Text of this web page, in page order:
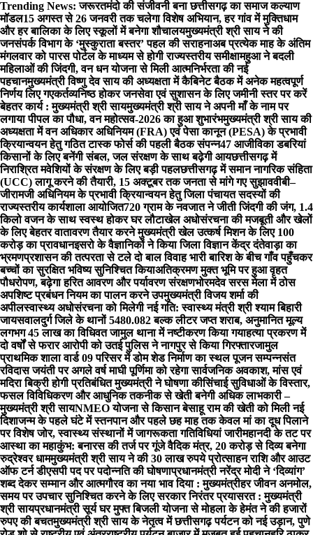
Skip
to
content
Trending News: जरूरतमंदो की संजीवनी बना छत्तीसगढ़ का समाज कल्याण
मॉडल15 अगस्त से 26 जनवरी तक चलेगा विशेष अभियान, हर गांव में मुक्तिधाम
और हर बालिका के लिए स्कूलों में बनेगा शौचालयमुख्यमंत्री श्री साय ने की
जनसंपर्क विभाग के ‘मुस्कुराता बस्तर’ पहल की सराहनाअब प्रत्येक माह के अंतिम
मंगलवार को पारस पोर्टल के माध्यम से होगी राज्यस्तरीय समीक्षामहुआ ने बदली
महिलाओं की जिंदगी, वन धन योजना से मिली आत्मनिर्भरता की नई
पहचानमुख्यमंत्री विष्णु देव साय की अध्यक्षता में कैबिनेट बैठक में अनेक महत्वपूर्ण
निर्णय लिए गएकर्तव्यनिष्ठ होकर जनसेवा एवं सुशासन के लिए जमीनी स्तर पर करें
बेहतर कार्य : मुख्यमंत्री श्री सायमुख्यमंत्री श्री साय ने अपनी माँ के नाम पर
लगाया पीपल का पौधा, वन महोत्सव-2026 का हुआ शुभारंभमुख्यमंत्री श्री साय की
अध्यक्षता में वन अधिकार अधिनियम (FRA) एवं पेसा कानून (PESA) के प्रभावी
क्रियान्वयन हेतु गठित टास्क फोर्स की पहली बैठक संपन्न47 आजीविका डबरियां
किसानों के लिए बनेंगी संबल, जल संरक्षण के साथ बढ़ेगी आयछत्तीसगढ़ में
निराश्रित मवेशियों के संरक्षण के लिए बड़ी पहलछत्तीसगढ़ में समान नागरिक संहिता
(UCC) लागू करने की तैयारी, 15 अक्टूबर तक जनता से मांगे गए सुझाववीबी–
जीरामजी अधिनियम के प्रभावी क्रियान्वयन हेतु जिला पंचायत सदस्यों की
राज्यस्तरीय कार्यशाला आयोजित720 ग्राम के नवजात ने जीती जिंदगी की जंग, 1.4
किलो वजन के साथ स्वस्थ होकर घर लौटाखेल अधोसंरचना की मजबूती और खेलों
के लिए बेहतर वातावरण तैयार करने मुख्यमंत्री खेल उत्कर्ष मिशन के लिए 100
करोड़ का प्रावधानइसरो के वैज्ञानिकों ने किया जिला विज्ञान केंद्र दंतेवाड़ा का
भ्रमणप्रशासन की तत्परता से टले दो बाल विवाह भारी बारिश के बीच गाँव पहुँचकर
बच्चों का सुरक्षित भविष्य सुनिश्चित कियाअतिक्रमण मुक्त भूमि पर हुआ वृहत
पौधरोपण, बढ़ेगा हरित आवरण और पर्यावरण संरक्षणभोरमदेव सरस मेला में ठोस
अपशिष्ट प्रबंधन नियम का पालन करने उपमुख्यमंत्री विजय शर्मा की
अपीलस्वास्थ्य अधोसंरचना को मिलेगी नई गति: स्वास्थ्य मंत्री श्री श्याम बिहारी
जायसवालदुर्ग जिले के थानों 5480.082 बल्क लीटर जप्त शराब, अनुमानित मूल्य
लगभग 45 लाख का विधिवत जामुल थाना में नष्टीकरण किया गयाहत्या प्रकरण में
दो वर्षों से फरार आरोपी को उतई पुलिस ने नागपुर से किया गिरफ्तारजामुल
प्राथमिक शाला वार्ड 09 परिसर में डोम शेड निर्माण का स्थल पूजन सम्पन्नसंत
रविदास जयंती पर अगले वर्ष माघी पूर्णिमा को रहेगा सार्वजनिक अवकाश, मांस एवं
मदिरा बिक्री होगी प्रतिबंधित मुख्यमंत्री ने घोषणा कीसिंचाई सुविधाओं के विस्तार,
फसल विविधिकरण और आधुनिक तकनीक से खेती बनेगी अधिक लाभकारी –
मुख्यमंत्री श्री सायNMEO योजना से किसान बेसाहू राम की खेती को मिली नई
दिशाजन्म के पहले घंटे में स्तनपान और पहले छह माह तक केवल मां का दूध पिलाने
पर विशेष जोर, स्वास्थ्य संस्थानों में जागरूकता गतिविधियां जारीमहानदी के तट पर
आस्था का महाकुंभ: बनारस की तर्ज पर गूंजे वैदिक मंत्र, 20 करोड़ से दिव्य बनेगा
रुद्रेश्वर धाममुख्यमंत्री श्री साय ने की 30 लाख रुपये प्रोत्साहन राशि और आउट
ऑफ टर्न डीएसपी पद पर पदोन्नति की घोषणाप्रधानमंत्री नरेंद्र मोदी ने ‘दिव्यांग’
शब्द देकर सम्मान और आत्मगौरव का नया भाव दिया : मुख्यमंत्रीहर जीवन अनमोल,
समय पर उपचार सुनिश्चित करने के लिए सरकार निरंतर प्रयासरत : मुख्यमंत्री
श्री सायप्रधानमंत्री सूर्य घर मुफ्त बिजली योजना से मोहला के हेमंत ने की हजारों
रुपए की बचतमुख्यमंत्री श्री साय के नेतृत्व में छत्तीसगढ़ पर्यटन को नई उड़ान, पुणे